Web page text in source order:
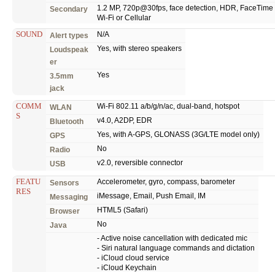
Secondary
1.2 MP, 720p@30fps, face detection, HDR, FaceTime
Wi-Fi or Cellular
SOUND Alert types
N/A
Loudspeak
er
Yes, with stereo speakers
3.5mm
jack
Yes
COMM
S
WLAN
Wi-Fi 802.11 a/b/g/n/ac, dual-band, hotspot
Bluetooth
v4.0, A2DP, EDR
GPS
Yes, with A-GPS, GLONASS (3G/LTE model only)
Radio
No
USB
v2.0, reversible connector
FEATU
RES
Sensors
Accelerometer, gyro, compass, barometer
Messaging
iMessage, Email, Push Email, IM
Browser
HTML5 (Safari)
Java
No
- Active noise cancellation with dedicated mic
- Siri natural language commands and dictation
- iCloud cloud service
- iCloud Keychain